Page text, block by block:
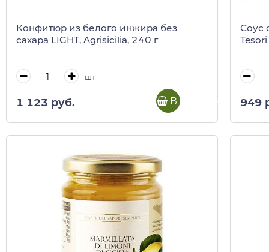
Конфитюр из белого инжира без
сахара LIGHT, Agrisicilia, 240 г
шт
1 123 руб. В корзину
Соус
949